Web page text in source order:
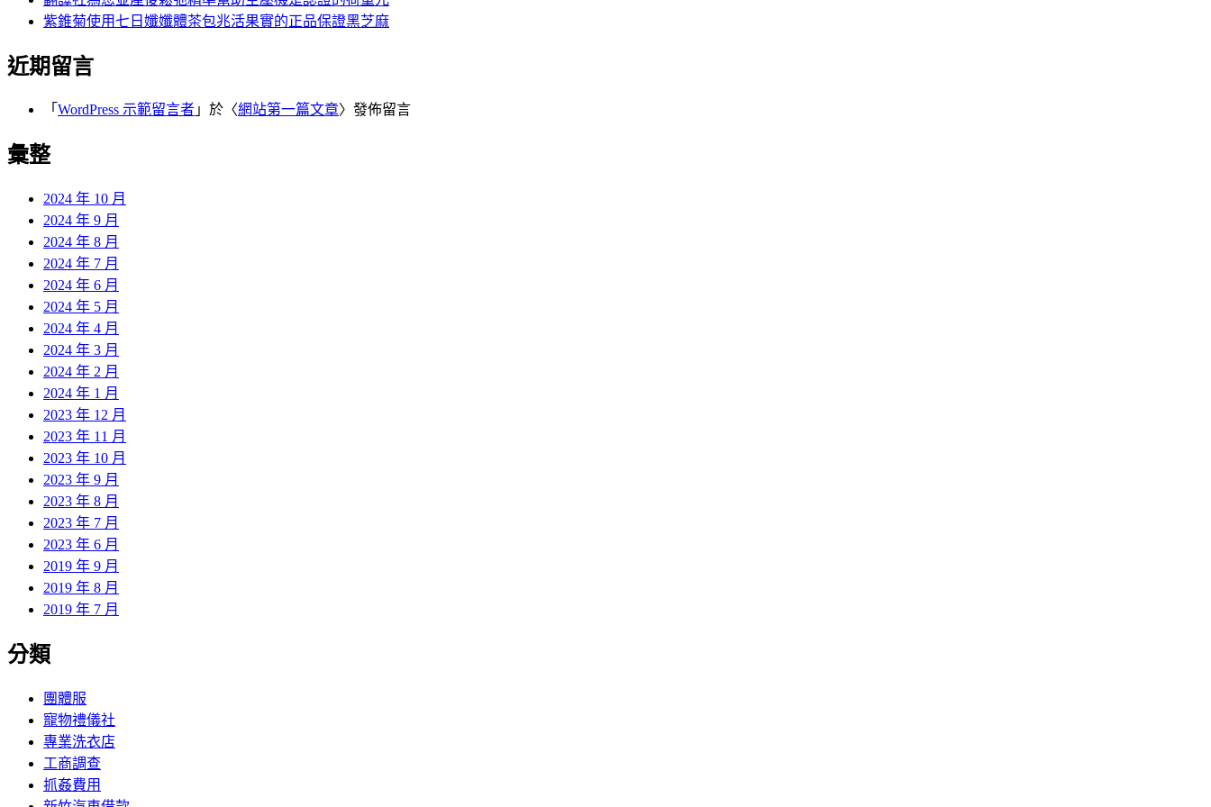
紫錐菊使用七日孅孅體茶包兆活果實的正品保證黑芝麻
近期留言
「 WordPress 示範留言者 」於〈網站第一篇文章〉發佈留言
彙整
2024 年 10 月
2024 年 9 月
2024 年 8 月
2024 年 7 月
2024 年 6 月
2024 年 5 月
2024 年 4 月
2024 年 3 月
2024 年 2 月
2024 年 1 月
2023 年 12 月
2023 年 11 月
2023 年 10 月
2023 年 9 月
2023 年 8 月
2023 年 7 月
2023 年 6 月
2019 年 9 月
2019 年 8 月
2019 年 7 月
分類
團體服
寵物禮儀社
專業洗衣店
工商調查
抓姦費用